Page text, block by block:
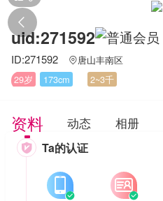

uid:271592
ID:271592 唐山丰南区
29岁
173cm 2~3千
资料 动态 相册
 Ta的认证



